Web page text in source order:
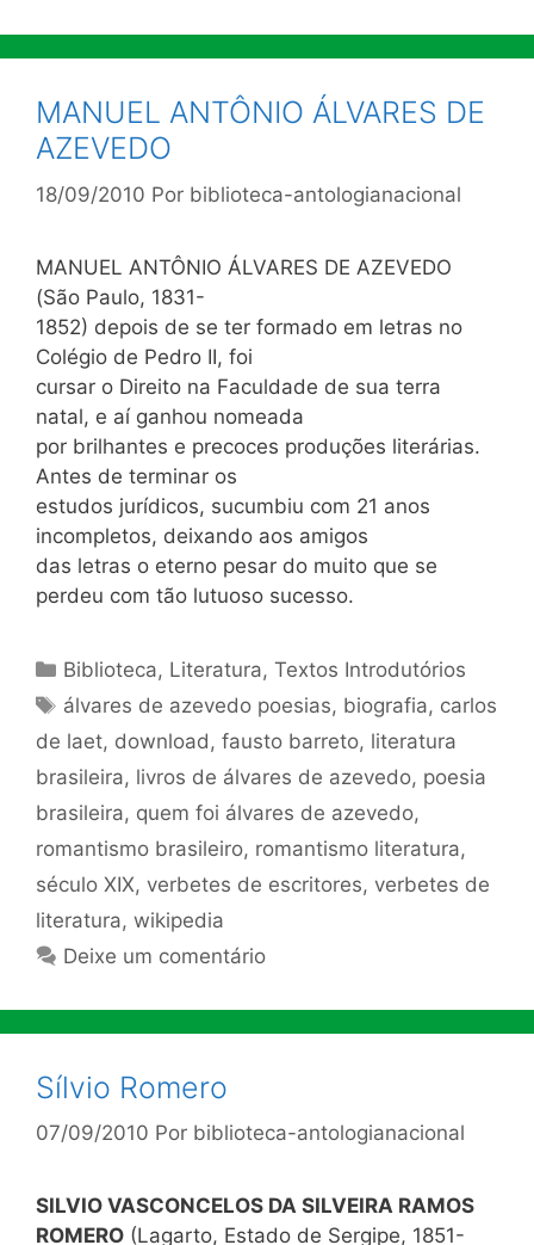
MANUEL ANTÔNIO ÁLVARES DE
AZEVEDO
18/09/2010 Por biblioteca-antologianacional
MANUEL ANTÔNIO ÁLVARES DE AZEVEDO
(São Paulo, 1831-
1852) depois de se ter formado em letras no
Colégio de Pedro II, foi
cursar o Direito na Faculdade de sua terra
natal, e aí ganhou nomeada
por brilhantes e precoces produções literárias.
Antes de terminar os
estudos jurídicos, sucumbiu com 21 anos
incompletos, deixando aos amigos
das letras o eterno pesar do muito que se
perdeu com tão lutuoso sucesso.
Categorias
Biblioteca, Literatura,Textos Introdutórios
Tags
álvares de azevedo poesias, biografia, carlos
de laet, download , fausto barreto, literatura
brasileira, livros de álvares de azevedo, poesia
brasileira, quem foi álvares de azevedo,
romantismo brasileiro, romantismo literatura,
século XIX, verbetes de escritores, verbetes de
literatura, wikipedia
Deixe um comentário
Sílvio Romero
07/09/2010 Por biblioteca-antologianacional
SILVIO VASCONCELOS DA SILVEIRA RAMOS
ROMERO (Lagarto, Estado de Sergipe, 1851-